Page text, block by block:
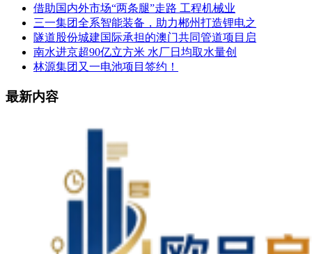
借助国内外市场“两条腿”走路 工程机械业
三一集团全系智能装备，助力郴州打造锂电之
隧道股份城建国际承担的澳门共同管道项目启
南水进京超90亿立方米 水厂日均取水量创
林源集团又一电池项目签约！
最新内容